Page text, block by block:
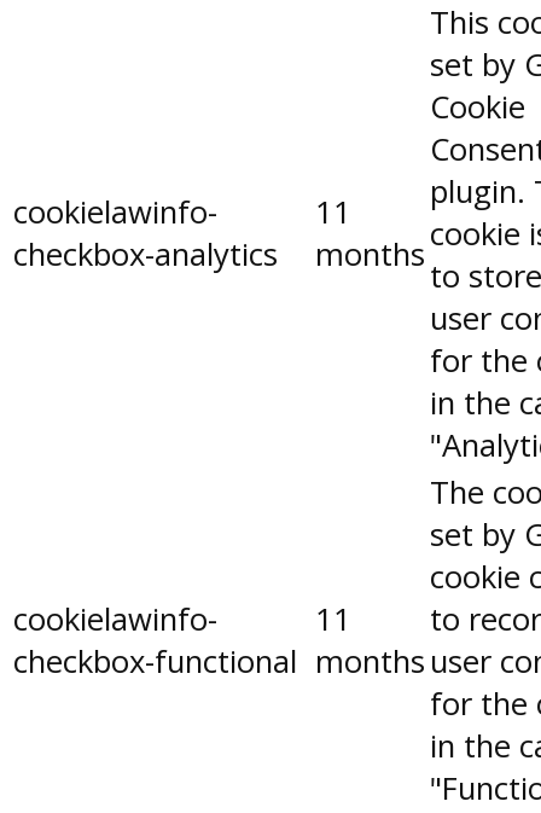
cookielawinfo-
checkbox-analytics
11
months
This
set by
Cookie
plugin.
cookie
to
user
for the
in the
cookielawinfo-
checkbox-functional
11
months
The
set by
cookie
to
user
for the
in the